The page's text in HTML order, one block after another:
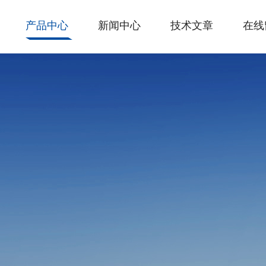
产品中心 新闻中心 技术文章 在